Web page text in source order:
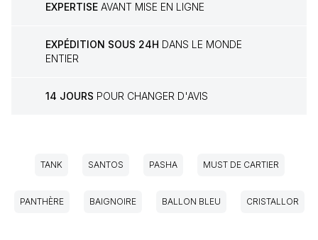
EXPERTISE AVANT MISE EN LIGNE
EXPÉDITION SOUS 24H DANS LE MONDE
ENTIER
14 JOURS POUR CHANGER D'AVIS
TANK SANTOS PASHA MUST DE CARTIER
PANTHÈRE BAIGNOIRE BALLON BLEU CRISTALLOR